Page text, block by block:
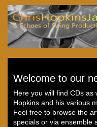
Welcome to our
Here you will find CDs as
Hopkins and his various
Feel free to browse the
specials or via ensemble